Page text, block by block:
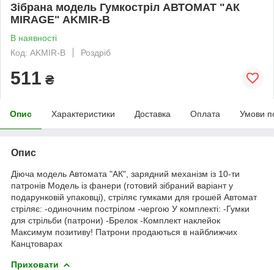
Зібрана модель Гумкостріл АВТОМАТ "АК
MIRAGE" AKMIR-B
В наявності
Код: AKMIR-B
Роздріб
511 ₴
Опис Характеристики Доставка Оплата Умови
Опис
Діюча модель Автомата "АК", зарядний механізм із 10-ти
патронів Модель із фанери (готовий зібраний варіант у
подарунковій упаковці), стріляє гумками для грошей Автомат
стріляє: -одиночним пострілом -чергою У комплекті: -Гумки
для стрільби (патрони) -Брелок -Комплект наклейок
Максимум позитиву! Патрони продаються в найближчих
Канцтоварах
Приховати